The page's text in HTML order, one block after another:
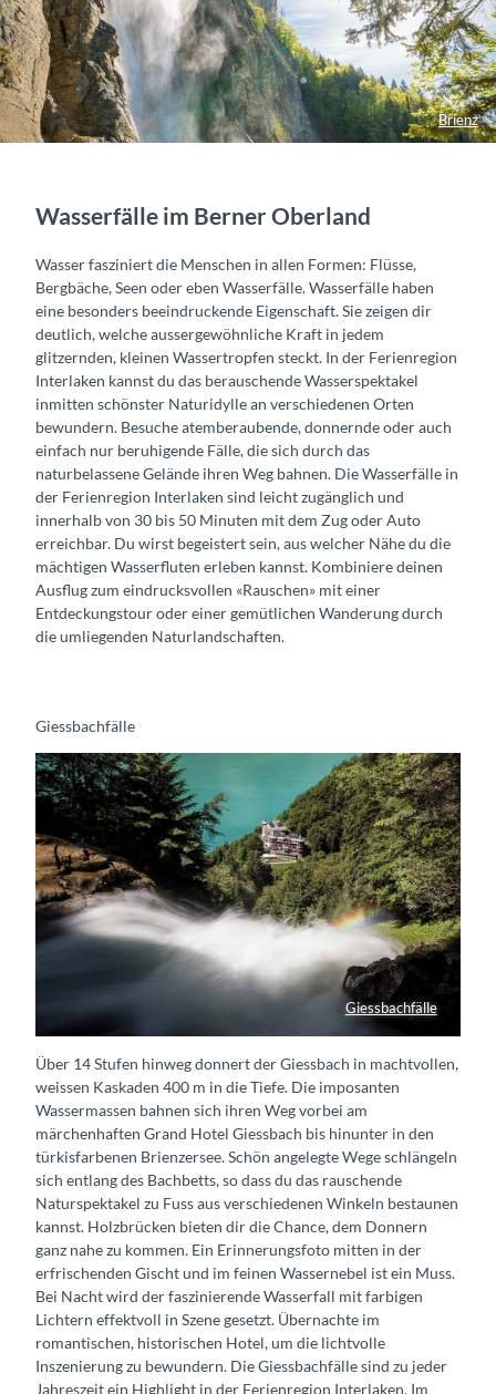
Brienz
Wasserfälle im Berner Oberland
Wasser fasziniert die Menschen in allen Formen: Flüsse,
Bergbäche, Seen oder eben Wasserfälle. Wasserfälle haben
eine besonders beeindruckende Eigenschaft. Sie zeigen dir
deutlich, welche aussergewöhnliche Kraft in jedem
glitzernden, kleinen Wassertropfen steckt. In der Ferienregion
Interlaken kannst du das berauschende Wasserspektakel
inmitten schönster Naturidylle an verschiedenen Orten
bewundern. Besuche atemberaubende, donnernde oder auch
einfach nur beruhigende Fälle, die sich durch das
naturbelassene Gelände ihren Weg bahnen. Die Wasserfälle in
der Ferienregion Interlaken sind leicht zugänglich und
innerhalb von 30 bis 50 Minuten mit dem Zug oder Auto
erreichbar. Du wirst begeistert sein, aus welcher Nähe du die
mächtigen Wasserfluten erleben kannst. Kombiniere deinen
Ausflug zum eindrucksvollen «Rauschen» mit einer
Entdeckungstour oder einer gemütlichen Wanderung durch
die umliegenden Naturlandschaften.
Giessbachfälle
Giessbachfälle
Giessbach-Wasserfall von oben
Über 14 Stufen hinweg donnert der Giessbach in machtvollen,
weissen Kaskaden 400 m in die Tiefe. Die imposanten
Wassermassen bahnen sich ihren Weg vorbei am
märchenhaften Grand Hotel Giessbach bis hinunter in den
türkisfarbenen Brienzersee. Schön angelegte Wege schlängeln
sich entlang des Bachbetts, so dass du das rauschende
Naturspektakel zu Fuss aus verschiedenen Winkeln bestaunen
kannst. Holzbrücken bieten dir die Chance, dem Donnern
ganz nahe zu kommen. Ein Erinnerungsfoto mitten in der
erfrischenden Gischt und im feinen Wassernebel ist ein Muss.
Bei Nacht wird der faszinierende Wasserfall mit farbigen
Lichtern effektvoll in Szene gesetzt. Übernachte im
romantischen, historischen Hotel, um die lichtvolle
Inszenierung zu bewundern. Die Giessbachfälle sind zu jeder
Jahreszeit ein Highlight in der Ferienregion Interlaken. Im